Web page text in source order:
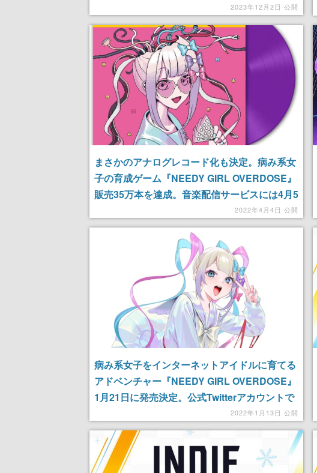
ける配信者育成アドベンチャーゲーム2023年12月2日 公開
まさかのアナログレコード化も決定。病み系女
子の育成ゲーム『NEEDY GIRL OVERDOSE』
販売35万本を達成。音楽配信サービスには4月5
2022年4月4日 公開
病み系女子をインターネットアイドルに育てる
アドベンチャー『NEEDY GIRL OVERDOSE』
1月21日に発売決定。公式Twitterアカウントで
2022年1月13日 公開